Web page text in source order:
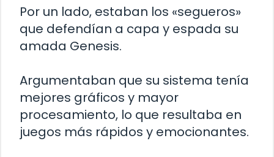
Por un lado, estaban los «segueros»
que defendían a capa y espada su
amada Genesis.
Argumentaban que su sistema tenía
mejores gráficos y mayor
procesamiento, lo que resultaba en
juegos más rápidos y emocionantes.